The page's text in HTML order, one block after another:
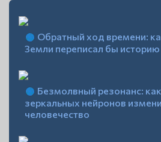
Обратный ход времени:
Земли переписал бы историю
Безмолвный резонанс: как
зеркальных нейронов
человечество